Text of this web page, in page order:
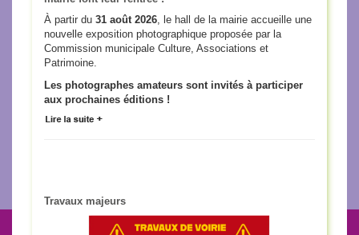
À partir du 31 août 2026 , le hall de la mairie accueille une
nouvelle exposition photographique proposée par la
Commission municipale Culture, Associations et
Patrimoine.
Les photographes amateurs sont invités à participer
aux prochaines éditions !
Travaux majeurs